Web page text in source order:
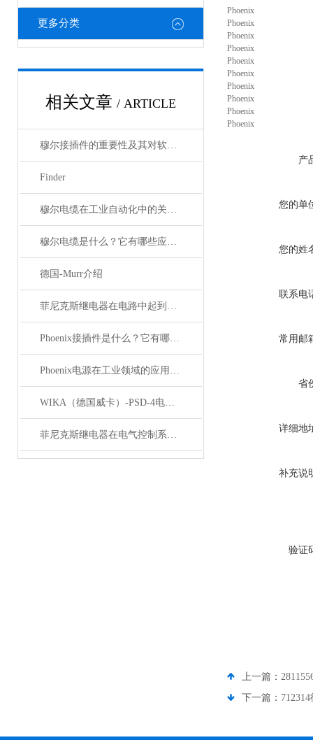
更多分类
相关文章 / ARTICLE
穆尔接插件的重要性及其对软件开发的影响
Finder
穆尔电缆在工业自动化中的关键角色
穆尔电缆是什么？它有哪些应用领域？
德国-Murr介绍
菲尼克斯继电器在电路中起到什么作用？
Phoenix接插件是什么？它有哪些分类？
Phoenix电源在工业领域的应用与优势
WIKA（德国威卡）-PSD-4电子压力开关
菲尼克斯继电器在电气控制系统中的应用
Phoenix
Phoenix
Phoenix
Phoenix
Phoenix
Phoenix
Phoenix
Phoenix
Phoenix
Phoenix
产
您的单
您的姓
联系电
常用邮
省
详细地
补充说
验证
上一篇：
下一篇：